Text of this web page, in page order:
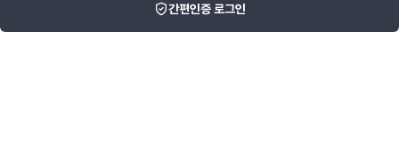
간편인증 로그인